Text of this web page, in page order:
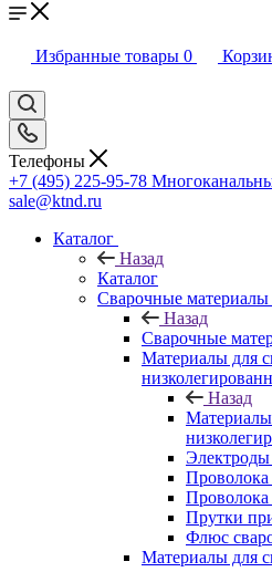
Избранные товары 0
Телефоны
+7 (495) 225-95-78
sale@ktnd.ru
Каталог
Назад
Каталог
Сварочные материалы
Назад
Сварочные
Материалы для
Назад
Материалы
Прутки
Флюс
Материалы для